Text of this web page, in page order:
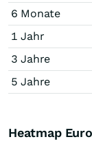
6 Monate
1 Jahr
3 Jahre
5 Jahre
Heatmap